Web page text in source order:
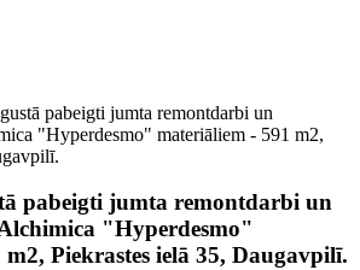
pabeigti jumta remontdarbi un
"Hyperdesmo" materiāliem - 591 m2,
pabeigti jumta remontdarbi un
"Hyperdesmo"
Piekrastes ielā 35, Daugavpilī.